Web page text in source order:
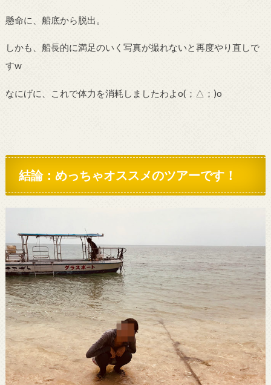
懸命に、船底から脱出。
しかも、船長的に満足のいく写真が撮れないと再度やり直しで
すw
なにげに、これで体力を消耗しましたわよo(；△；)o
結論：めっちゃオススメのツアーです！